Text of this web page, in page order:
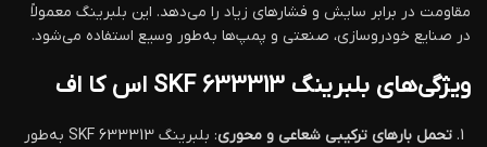
مقاومت در برابر سایش و فشارهای زیاد را می‌دهد. این بلبرینگ معمولاً
در صنایع خودروسازی، صنعتی و پمپ‌ها به‌طور وسیع استفاده می‌شود.
ویژگی‌های بلبرینگ 633313 SKF اس کا اف
تحمل بارهای ترکیبی شعاعی و محوری
: بلبرینگ 633313 SKF به‌طور